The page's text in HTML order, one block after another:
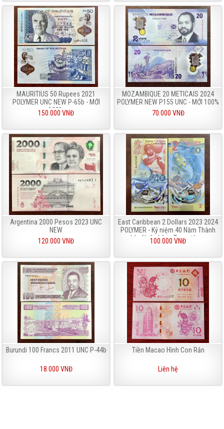
MAURITIUS 50 Rupees 2021
POLYMER UNC NEW P-65b - MỚI
100%
150.000 VNĐ
MOZAMBIQUE 20 METICAIS 2024
POLYMER NEW P155 UNC - MỚI 100%
70.000 VNĐ
Argentina 2000 Pesos 2023 UNC
NEW
120.000 VNĐ
East Caribbean 2 Dollars 2023 2024
POLYMER - Kỷ niệm 40 Năm Thành
Lập Ngân hàng Trung Ương
100.000 VNĐ
Burundi 100 Francs 2011 UNC P-44b
18.000 VNĐ
Tiền Macao Hình Con Rắn
Liên hệ